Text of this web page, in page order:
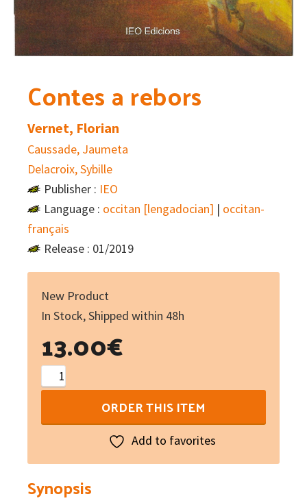
Contes a rebors
Vernet, Florian
Caussade, Jaumeta
Delacroix, Sybille
Publisher : IEO
Language : occitan [lengadocian] | occitan-
français
Release : 01/2019
New Product
In Stock, Shipped within 48h
13.00€
Contes
a
ORDER THIS ITEM
Add to favorites
Synopsis